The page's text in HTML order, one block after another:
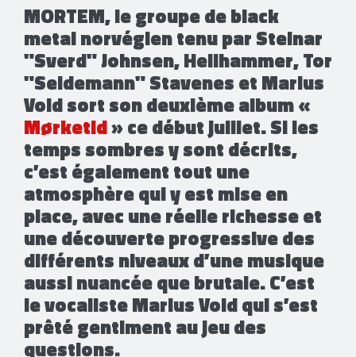
MORTEM, le groupe de black
metal norvégien tenu par Steinar
"Sverd" Johnsen, Hellhammer, Tor
"Seidemann" Stavenes et Marius
Vold sort son deuxième album «
Mørketid» ce début juillet. Si les
temps sombres y sont décrits,
c’est également tout une
atmosphère qui y est mise en
place, avec une réelle richesse et
une découverte progressive des
différents niveaux d’une musique
aussi nuancée que brutale. C’est
le vocaliste Marius Vold qui s’est
prêté gentiment au jeu des
questions.